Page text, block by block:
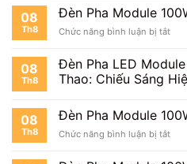
Pha
100W
Học
08
Th8
Đèn Pha Module
Chức năng bình luận bị tắtở
Pha
08
Th8
Đèn Pha LED
Thao: Chiếu Sáng
08
Th8
Đèn Pha Module
Chức năng bình luận bị tắtở
Pha